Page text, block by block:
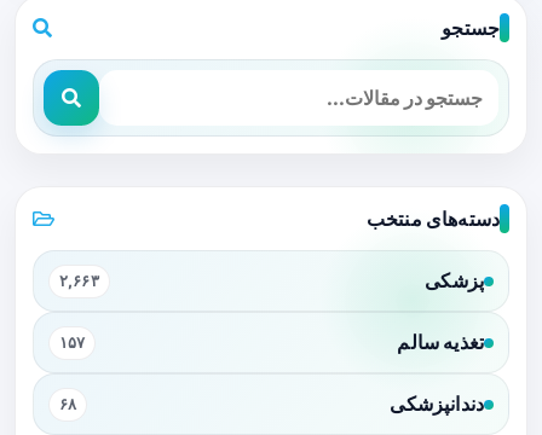
جستجو
دسته‌های منتخب
پزشکی ۲,۶۶۳
تغذیه سالم ۱۵۷
دندانپزشکی ۶۸